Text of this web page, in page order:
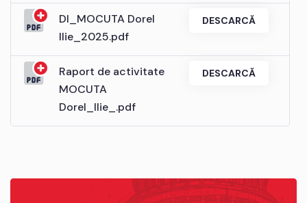
DI_MOCUTA Dorel
Ilie_2025.pdf
DESCARCĂ
Raport de activitate
MOCUTA
Dorel_Ilie_.pdf
DESCARCĂ